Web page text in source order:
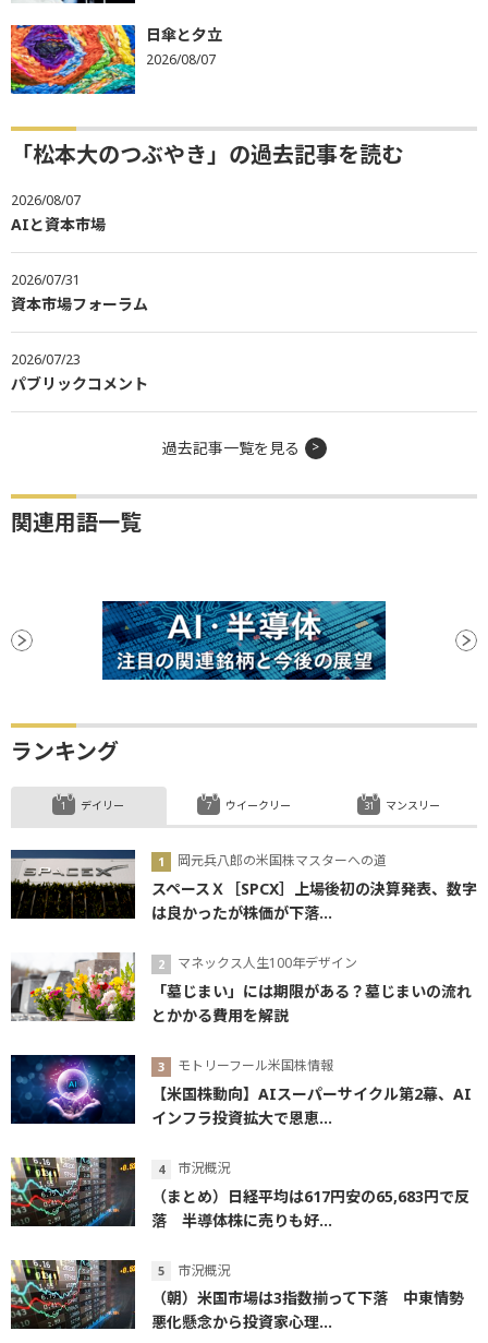
日傘と夕立
2026/08/07
「松本大のつぶやき」の過去記事を読む
2026/08/07
AIと資本市場
2026/07/31
資本市場フォーラム
2026/07/23
パブリックコメント
過去記事一覧を見る
関連用語一覧
ランキング
デイリー
岡元兵八郎の米国株マスターへの道
スペースＸ［SPCX］上場後初の決算発表、数字
は良かったが株価が下落...
マネックス人生100年デザイン
「墓じまい」には期限がある？墓じまいの流れ
とかかる費用を解説
モトリーフール米国株情報
【米国株動向】AIスーパーサイクル第2幕、AI
インフラ投資拡大で恩恵...
市況概況
（まとめ）日経平均は617円安の65,683円で反
落 半導体株に売りも好...
市況概況
（朝）米国市場は3指数揃って下落 中東情勢
悪化懸念から投資家心理...
ウイークリー マンスリー